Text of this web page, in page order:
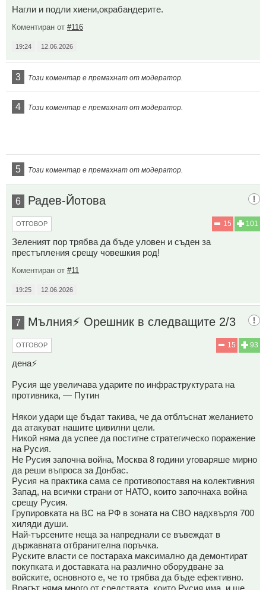
Нагли и подли хиени,окрабандерите.
Коментиран от #116
19:24 12.06.2026
3 Този коментар е премахнат от модератор.
4 Този коментар е премахнат от модератор.
5 Този коментар е премахнат от модератор.
6 Радев-Йотова
101
15
ОТГОВОР
Зеленият пор трябва да бъде уловен и съден за
престъпления срещу човешкия род!
Коментиран от #11
19:25 12.06.2026
7 Мълния⚡️ Орешник в следващите 2/3
93
15
ОТГОВОР
дена⚡️
Русия ще увеличава ударите по инфраструктурата на
противника, — Путин
Някои удари ще бъдат такива, че да отблъснат желанието
да атакуват нашите цивилни цели.
Никой няма да успее да постигне стратегическо поражение
на Русия.
Не Русия започна война, Москва 8 години уговаряше мирно
да реши въпроса за Донбас.
Русия на практика сама се противопоставя на колективния
Запад, на всички страни от НАТО, които започнаха война
срещу Русия.
Групировката на ВС на РФ в зоната на СВО надхвърля 700
хиляди души.
Най-търсените неща за напреднали се въвеждат в
държавната отбранителна поръчка.
Руските власти се постараха максимално да демонтират
покупката и доставката на различно оборудване за
войските, основното е, че то трябва да бъде ефективно.
Врагът няма много от средствата, които Русия има, и ще